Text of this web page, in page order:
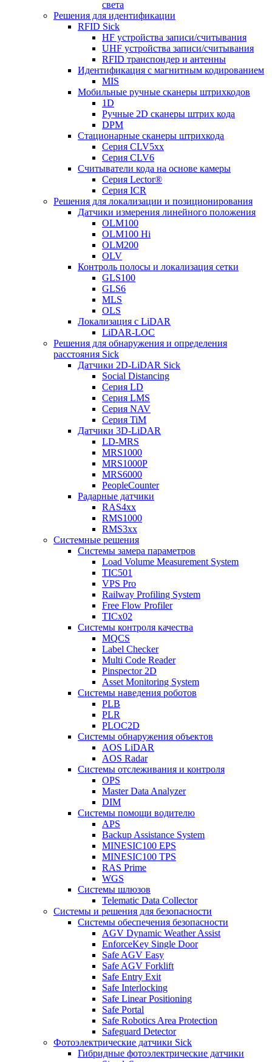
света
Решения для идентификации
RFID Sick
HF устройства записи/считывания
UHF устройства записи/считывания
RFID транспондер и антенны
Идентификация с магнитным кодированием
MIS
Мобильные ручные сканеры штрихкодов
1D
Ручные 2D сканеры штрих кода
DPM
Стационарные сканеры штрихкода
Серия CLV5xx
Серия CLV6
Считыватели кода на основе камеры
Серия Lector®
Серия ICR
Решения для локализации и позиционирования
Датчики измерения линейного положения
OLM100
OLM100 Hi
OLM200
OLV
Контроль полосы и локализация сетки
GLS100
GLS6
MLS
OLS
Локализация с LiDAR
LiDAR-LOC
Решения для обнаружения и определения
расстояния Sick
Датчики 2D-LiDAR Sick
Social Distancing
Серия LD
Серия LMS
Серия NAV
Серия TiM
Датчики 3D-LiDAR
LD-MRS
MRS1000
MRS1000P
MRS6000
PeopleCounter
Радарные датчики
RAS4xx
RMS1000
RMS3xx
Системные решения
Системы замера параметров
Load Volume Measurement System
TIC501
VPS Pro
Railway Profiling System
Free Flow Profiler
TICx02
Системы контроля качества
MQCS
Label Checker
Multi Code Reader
Pinspector 2D
Asset Monitoring System
Системы наведения роботов
PLB
PLR
PLOC2D
Системы обнаружения объектов
AOS LiDAR
AOS Radar
Системы отслеживания и контроля
OPS
Master Data Analyzer
DIM
Системы помощи водителю
APS
Backup Assistance System
MINESIC100 EPS
MINESIC100 TPS
RAS Prime
WGS
Системы шлюзов
Telematic Data Collector
Системы и решения для безопасности
Системы обеспечения безопасности
AGV Dynamic Weather Assist
EnforceKey Single Door
Safe AGV Easy
Safe AGV Forklift
Safe Entry Exit
Safe Interlocking
Safe Linear Positioning
Safe Portal
Safe Robotics Area Protection
Safeguard Detector
Фотоэлектрические датчики Sick
Гибридные фотоэлектрические датчики